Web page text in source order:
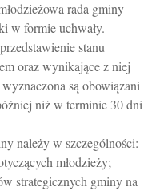
rada gminy
w formie uchwały.
stanu
oraz wynikające z niej
są obowiązani
niż w terminie 30 dni
należy w szczególności:
młodzieży;
strategicznych gminy na